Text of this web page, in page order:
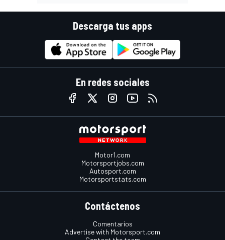
Descarga tus apps
En redes sociales
Motor1.com
Motorsportjobs.com
Autosport.com
Motorsportstats.com
Contáctenos
Comentarios
Advertise with Motorsport.com